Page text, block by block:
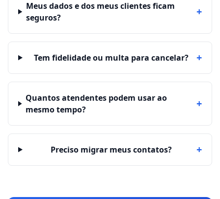
Meus dados e dos meus clientes ficam
seguros?
+
Tem fidelidade ou multa para cancelar? +
Quantos atendentes podem usar ao
mesmo tempo?
+
Preciso migrar meus contatos? +